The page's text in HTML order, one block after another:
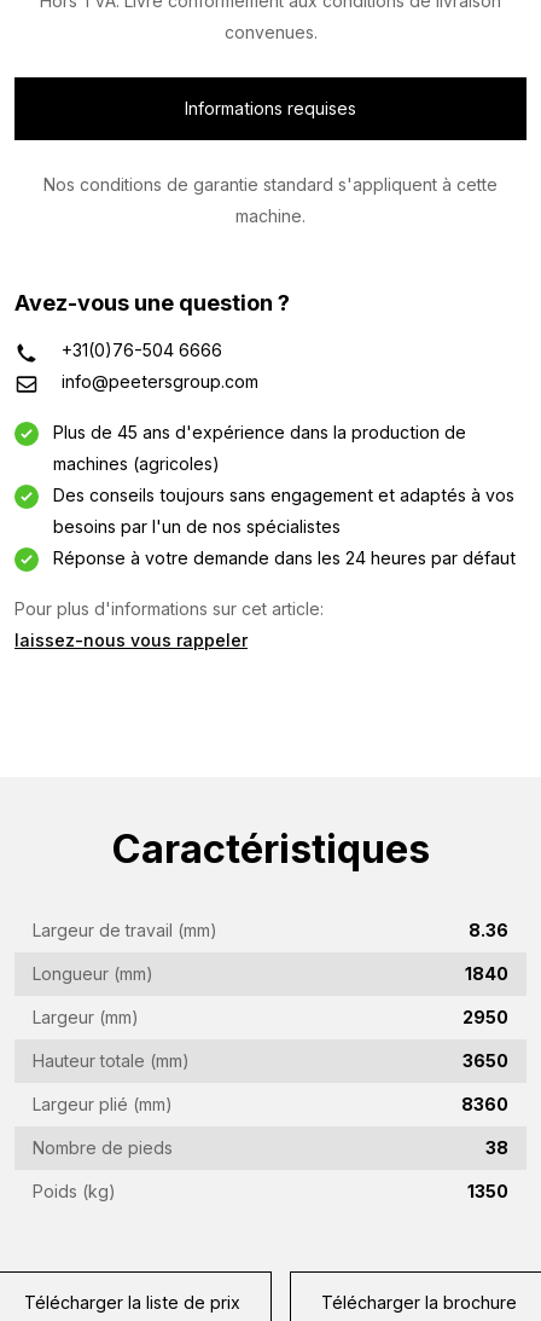
convenues.
Informations requises
Nos conditions de garantie standard s'appliquent à cette
machine.
Avez-vous une question ?
+31(0)76-504 6666
info@peetersgroup.com
Plus de 45 ans d'expérience dans la production de
machines (agricoles)
Des conseils toujours sans engagement et adaptés à vos
besoins par l'un de nos spécialistes
Réponse à votre demande dans les 24 heures par défaut
Pour plus d'informations sur cet article:
laissez-nous vous rappeler
Caractéristiques
Largeur de travail (mm) 8.36
Longueur (mm) 1840
Largeur (mm) 2950
Hauteur totale (mm) 3650
Largeur plié (mm) 8360
Nombre de pieds 38
Poids (kg) 1350
Télécharger la liste de prix Télécharger la brochure
Demande d'information
(Required)
e-
mail
(Required)
de
téléphone
Pays
(Required)
Lieu
de